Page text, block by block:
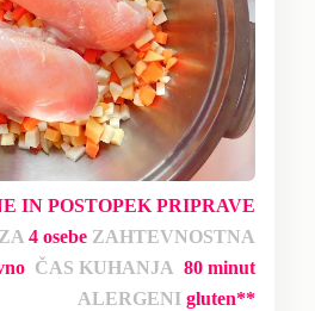
IN POSTOPEK PRIPRAVE
4 osebe ZAHTEVNOSTNA
ČAS KUHANJA 80 minut
ALERGENI gluten**